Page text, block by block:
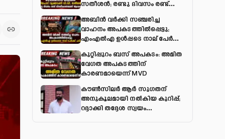
സതീശൻ; രണ്ടു ദിവസം രണ്ട്
അബിന്‍ വര്‍ക്കി സഞ്ചരിച്ച
വാഹനം അപകടത്തില്‍പ്പെട്ടു;
എംഎല്‍എ ഉള്‍പ്പടെ നാല് പേര്‍ക്ക്
കുറ്റിപ്പുറം ബസ് അപകടം: അമിത
വേഗത അപകടത്തിന്
കാരണമായെന്ന് MVD
കൗൺസിലർ ആർ സുഗതന്
അനുകൂലമായി നല്‍കിയ കുറിപ്പ്;
റദ്ദാക്കി തദ്ദേശ സ്വയം